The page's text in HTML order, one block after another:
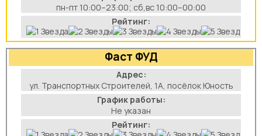
пн-пт 10:00–23:00; сб,вс 10:00–00:00
Рейтинг:
Фаст ФУД
Адрес:
ул. Транспортных Строителей, 1А, посёлок Юность
График работы:
Не указан
Рейтинг: